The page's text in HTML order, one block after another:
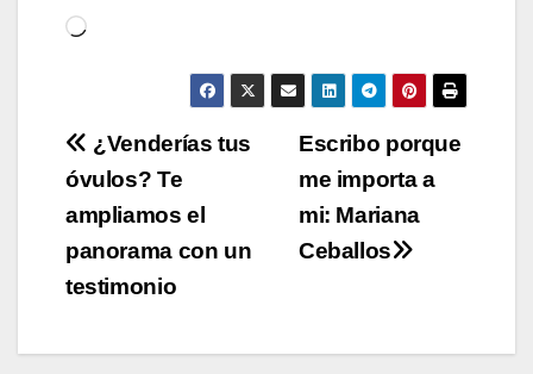
Cargando...
Navegación
de
entradas
Escribo porque
me importa a
mi: Mariana
Ceballos
¿Venderías tus
óvulos? Te
ampliamos el
panorama con un
testimonio